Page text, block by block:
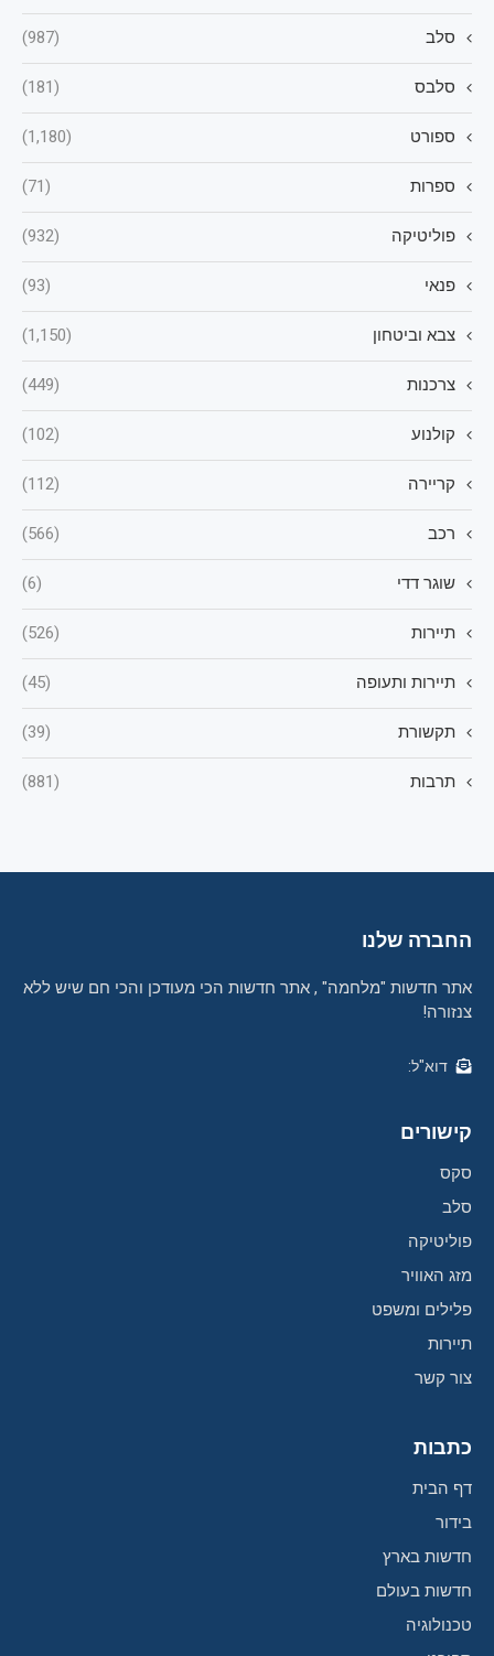
סלב (987)
סלבס (181)
ספורט (1,180)
ספרות (71)
פוליטיקה (932)
פנאי (93)
צבא וביטחון (1,150)
צרכנות (449)
קולנוע (102)
קריירה (112)
רכב (566)
שוגר דדי (6)
תיירות (526)
תיירות ותעופה (45)
תקשורת (39)
תרבות (881)
החברה שלנו
אתר חדשות "מלחמה" , אתר חדשות הכי מעודכן והכי חם שיש ללא
צנזורה!
דוא"ל:
קישורים
סקס
סלב
פוליטיקה
מזג האוויר
פלילים ומשפט
תיירות
צור קשר
כתבות
דף הבית
בידור
חדשות בארץ
חדשות בעולם
טכנולוגיה